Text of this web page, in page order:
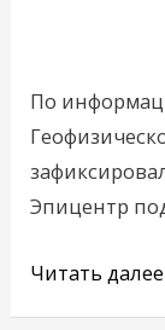
По
Эпицентр
Читать далее